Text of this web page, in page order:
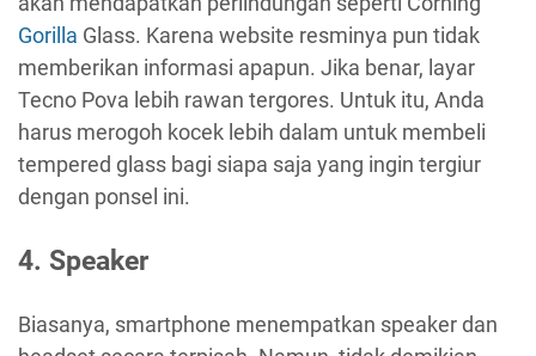
Gorilla Glass. Karena website resminya pun tidak
memberikan informasi apapun. Jika benar, layar
Tecno Pova lebih rawan tergores. Untuk itu, Anda
harus merogoh kocek lebih dalam untuk membeli
tempered glass bagi siapa saja yang ingin tergiur
dengan ponsel ini.
4. Speaker
Biasanya, smartphone menempatkan speaker dan